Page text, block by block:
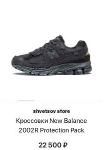
shvetsov store
Кроссовки New Balance
2002R Protection Pack
22 500₽